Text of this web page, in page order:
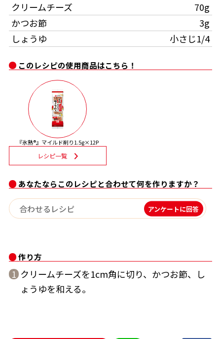
サッと鍋®
楽チン屋® ストレートつゆ
おいしいレシピを商品から探す
かつお節レシピ
めんつゆレシピ
割烹白だしレシピ
レシピ特設サイト
だし巻き卵特集
かつお節・だしを楽しむ
だしコミュ
- ジョブリターン制
このレシピの使用商品はこちら！
『氷熟®』マイルド削り1.5g×12P
レシピ一覧
あなたならこのレシピと合わせて何を作りますか？
アンケートに回答
作り方
1 クリームチーズを1cm角に切り、かつお節、し
ょうゆを和える。
クリームチーズ
70g
かつお節
3g
しょうゆ
小さじ1/4